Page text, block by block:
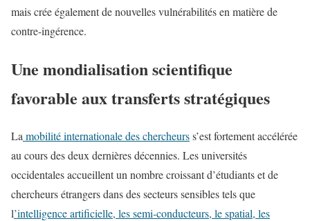
mais crée également de nouvelles vulnérabilités en matière de
contre-ingérence.
Une mondialisation scientifique
favorable aux transferts stratégiques
La mobilité internationale des chercheurss’est fortement accélérée
au cours des deux dernières décennies. Les universités
occidentales accueillent un nombre croissant d’étudiants et de
chercheurs étrangers dans des secteurs sensibles tels que
l’intelligence artificielle, les semi-conducteurs, le spatial, les